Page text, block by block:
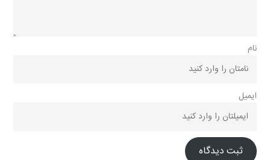
نام
ایمیل
ثبت دیدگاه